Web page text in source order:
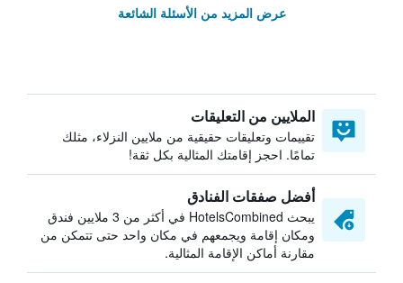
عرض المزيد من الأسئلة الشائعة
الملايين من التعليقات
تقييمات وتعليقات حقيقية من ملايين النزلاء، مثلك
تمامًا. احجز إقامتك المثالية بكل ثقة!
أفضل صفقات الفنادق
يبحث HotelsCombined في أكثر من 3 ملايين فندق
ومكان إقامة ويجمعهم في مكان واحد حتى تتمكن من
مقارنة أماكن الإقامة المثالية.